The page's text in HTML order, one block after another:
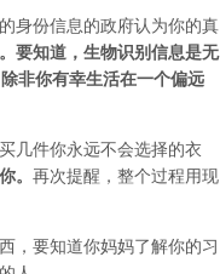
身份信息的政府认为你的真
要知道，生物识别信息是无
非你有幸生活在一个偏远
几件你永远不会选择的衣
。 再次提醒，整个过程用现
，要知道你妈妈了解你的习